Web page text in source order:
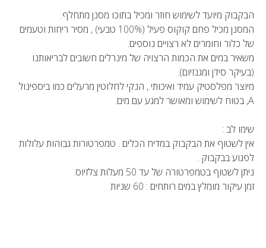
הבקבוק מיועד לשימוש חוזר ומכיל בתוכו מסנן מתחלף.
המסנן מכיל פחם קוקוס פעיל (100% טבעי) , מסיר ריחות וטעמים
של כלור וחומרים לא רצויים נוספים.
משאיר במים את הכמות הרצויה של מינרלים חשובים לבריאותנו
(בעיקר סידן ומגנזיום).
מיוצר מפלסטיק עמיד ואיכותי , הנקי לחלוטין מרעלים כמו ביספינול
A, בטוח לשימוש ומאושר למגע עם מים.
שימו לב :
אין לשטוף את הבקבוק במדיח הכלים . טמפרטורות גבוהות עלולות
לפגוע בבקבוק .
ניתן לשטוף בטמפרטורה של עד 50 מעלות צלזיוס.
זמן עיקור מומלץ במים רותחים : 60 שניות